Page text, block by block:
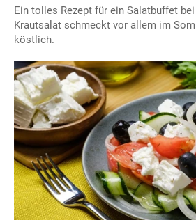
Ein tolles Rezept für ein Salatbuffet
Krautsalat schmeckt vor allem im
köstlich.